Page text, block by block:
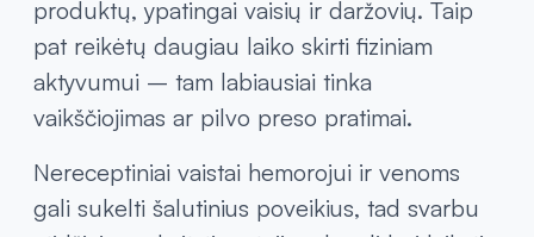
aktyvumu. Esant hemorojui arba venų
nepakankamumui, derėtų atsisakyti arba
sumažinti riebaus ir aštraus maisto vartojimą
bei valgyti daugiau skaidulų turinčių maisto
produktų, ypatingai vaisių ir daržovių. Taip
pat reikėtų daugiau laiko skirti fiziniam